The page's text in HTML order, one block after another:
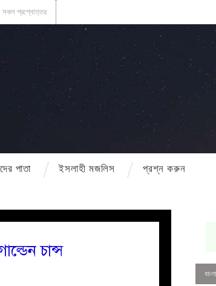
সকল প্রশ্নোত্তর
পাতা ইসলাহী মজলিস প্রশ্ন করুন
চান্স